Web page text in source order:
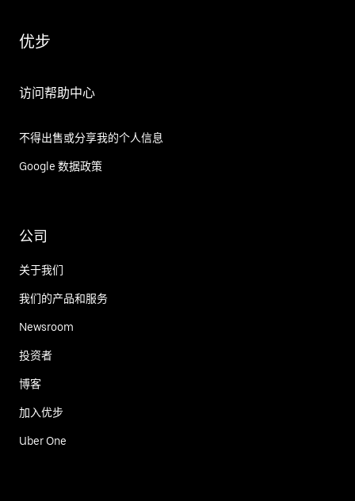
优步
访问帮助中心
不得出售或分享我的个人信息
Google 数据政策
公司
关于我们
我们的产品和服务
Newsroom
投资者
博客
加入优步
Uber One